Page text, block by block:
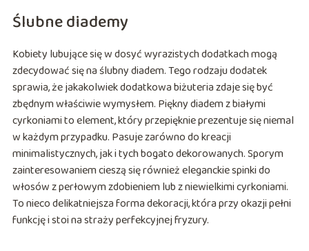
Ślubne diademy
Kobiety lubujące się w dosyć wyrazistych dodatkach mogą
zdecydować się na ślubny diadem. Tego rodzaju dodatek
sprawia, że jakakolwiek dodatkowa biżuteria zdaje się być
zbędnym właściwie wymysłem. Piękny diadem z białymi
cyrkoniami to element, który przepięknie prezentuje się niemal
w każdym przypadku. Pasuje zarówno do kreacji
minimalistycznych, jak i tych bogato dekorowanych. Sporym
zainteresowaniem cieszą się również eleganckie spinki do
włosów z perłowym zdobieniem lub z niewielkimi cyrkoniami.
To nieco delikatniejsza forma dekoracji, która przy okazji pełni
funkcję i stoi na straży perfekcyjnej fryzury.